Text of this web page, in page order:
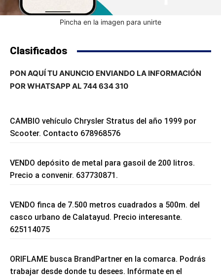
Pincha en la imagen para unirte
Clasificados
PON AQUÍ TU ANUNCIO ENVIANDO LA INFORMACIÓN
POR WHATSAPP AL 744 634 310
CAMBIO vehículo Chrysler Stratus del año 1999 por
Scooter. Contacto 678968576
VENDO depósito de metal para gasoil de 200 litros.
Precio a convenir. 637730871.
VENDO finca de 7.500 metros cuadrados a 500m. del
casco urbano de Calatayud. Precio interesante.
625114075
ORIFLAME busca BrandPartner en la comarca. Podrás
trabajar desde donde tu desees. Infórmate en el